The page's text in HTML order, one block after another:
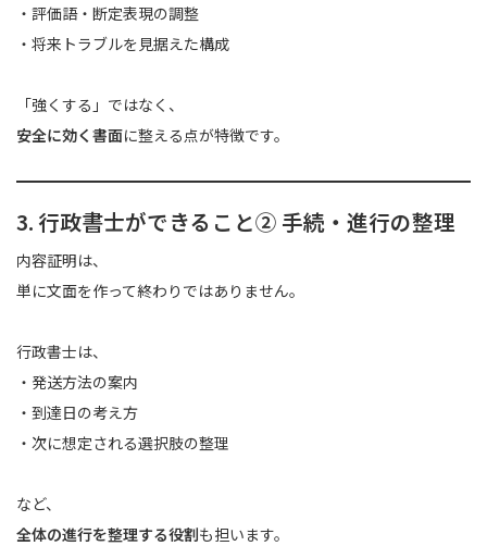
・評価語・断定表現の調整
・将来トラブルを見据えた構成
「強くする」ではなく、
安全に効く書面に整える点が特徴です。
3. 行政書士ができること② 手続・進行の整理
内容証明は、
単に文面を作って終わりではありません。
行政書士は、
・発送方法の案内
・到達日の考え方
・次に想定される選択肢の整理
など、
全体の進行を整理する役割も担います。